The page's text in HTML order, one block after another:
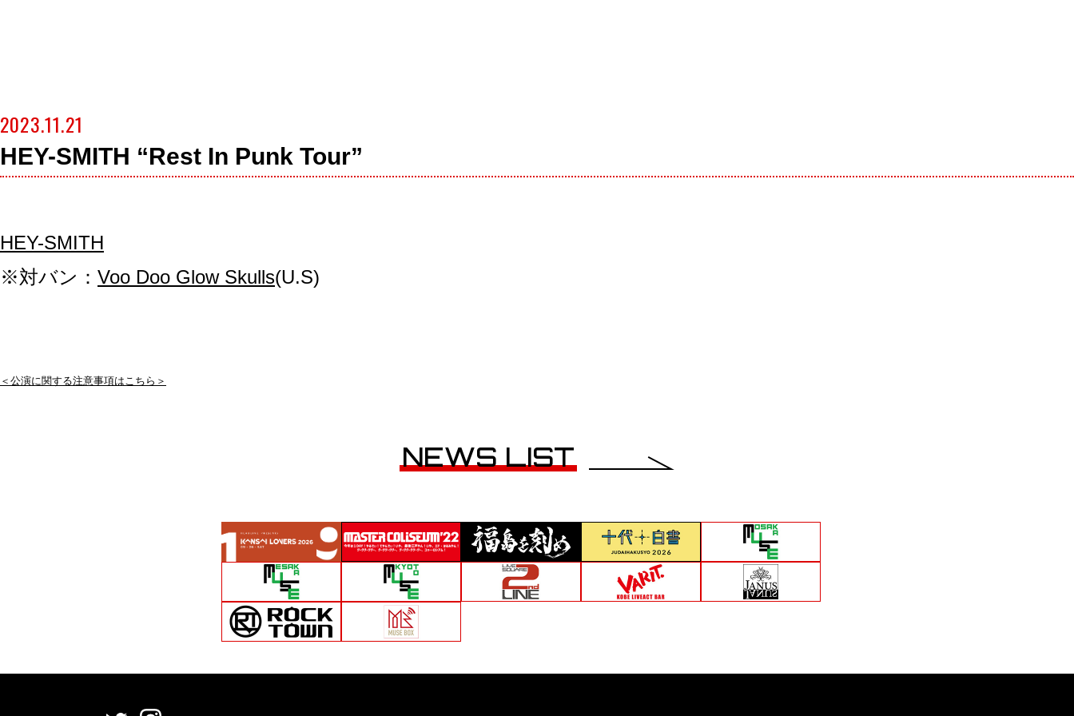
2023.11.21
HEY-SMITH “Rest In Punk Tour”
HEY-SMITH
※対バン： Voo Doo Glow Skulls(U.S)
＜公演に関する注意事項はこちら＞
NEWS LIST